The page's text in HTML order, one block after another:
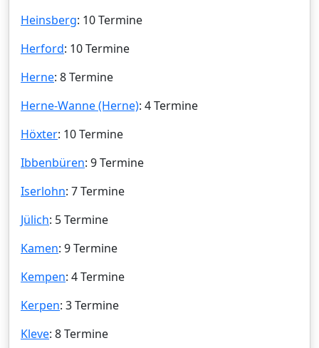
Heinsberg: 10 Termine
Herford: 10 Termine
Herne: 8 Termine
Herne-Wanne (Herne): 4 Termine
Höxter: 10 Termine
Ibbenbüren: 9 Termine
Iserlohn: 7 Termine
Jülich: 5 Termine
Kamen: 9 Termine
Kempen: 4 Termine
Kerpen: 3 Termine
Kleve: 8 Termine